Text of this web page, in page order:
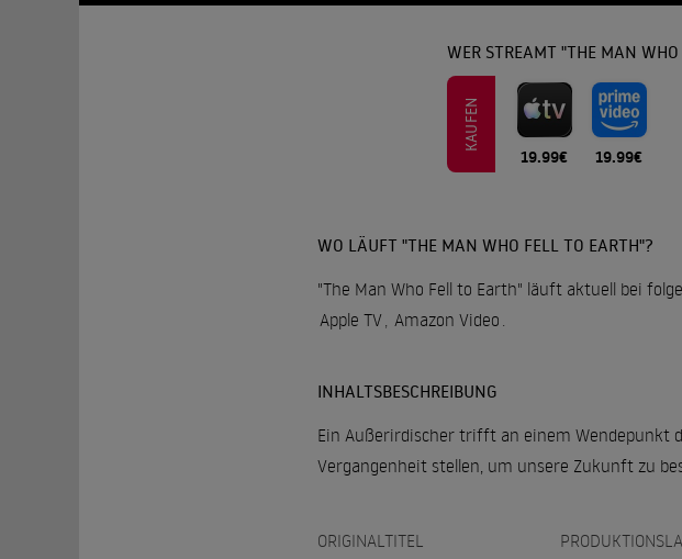
WER STREAMT "THE MAN
KAUFEN
19.99€ 19.99€
WO LÄUFT "THE MAN WHO FELL TO EARTH"?
"The Man Who Fell to Earth" läuft aktuell bei
Apple TV, Amazon Video .
INHALTSBESCHREIBUNG
Ein Außerirdischer trifft an einem Wendepunkt
Vergangenheit stellen, um unsere Zukunft zu
ORIGINALTITEL